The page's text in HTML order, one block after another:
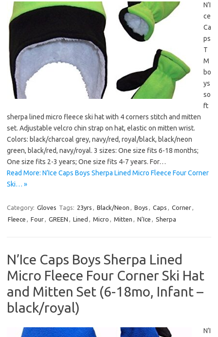
N’I
ce
Ca
ps
T
M
bo
ys
so
ft
sherpa lined micro fleece ski hat with 4 corners stitch and mitten
set. Adjustable velcro chin strap on hat, elastic on mitten wrist.
Colors: black/charcoal grey, navy/red, royal/black, black/neon
green, black/red, navy/royal. 3 sizes: One size fits 6-18 months;
One size fits 2-3 years; One size fits 4-7 years. For…
Read More: N’Ice Caps Boys Sherpa Lined Micro Fleece Four Corner
Ski… »
Category: Gloves Tags: 23yrs , Black/Neon , Boys , Caps , Corner,
Fleece , Four, GREEN , Lined , Micro , Mitten , N'Ice , Sherpa
N’Ice Caps Boys Sherpa Lined
Micro Fleece Four Corner Ski Hat
and Mitten Set (6-18mo, Infant –
black/royal)
N’I